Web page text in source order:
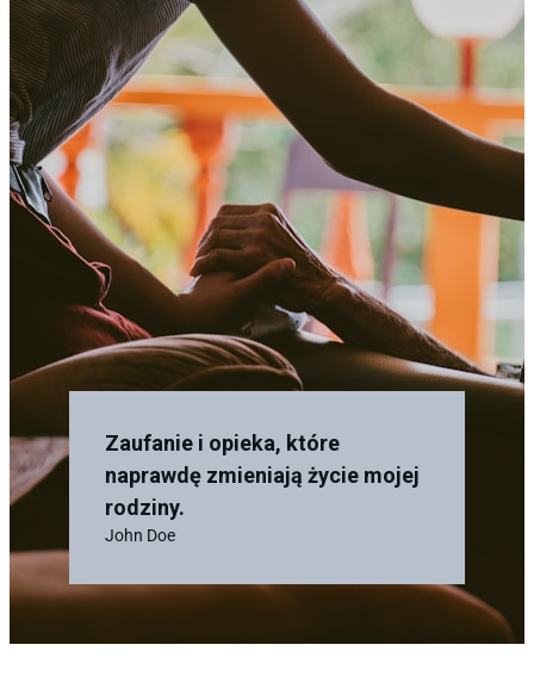
Zaufanie i opieka, które
naprawdę zmieniają życie mojej
rodziny.
John Doe